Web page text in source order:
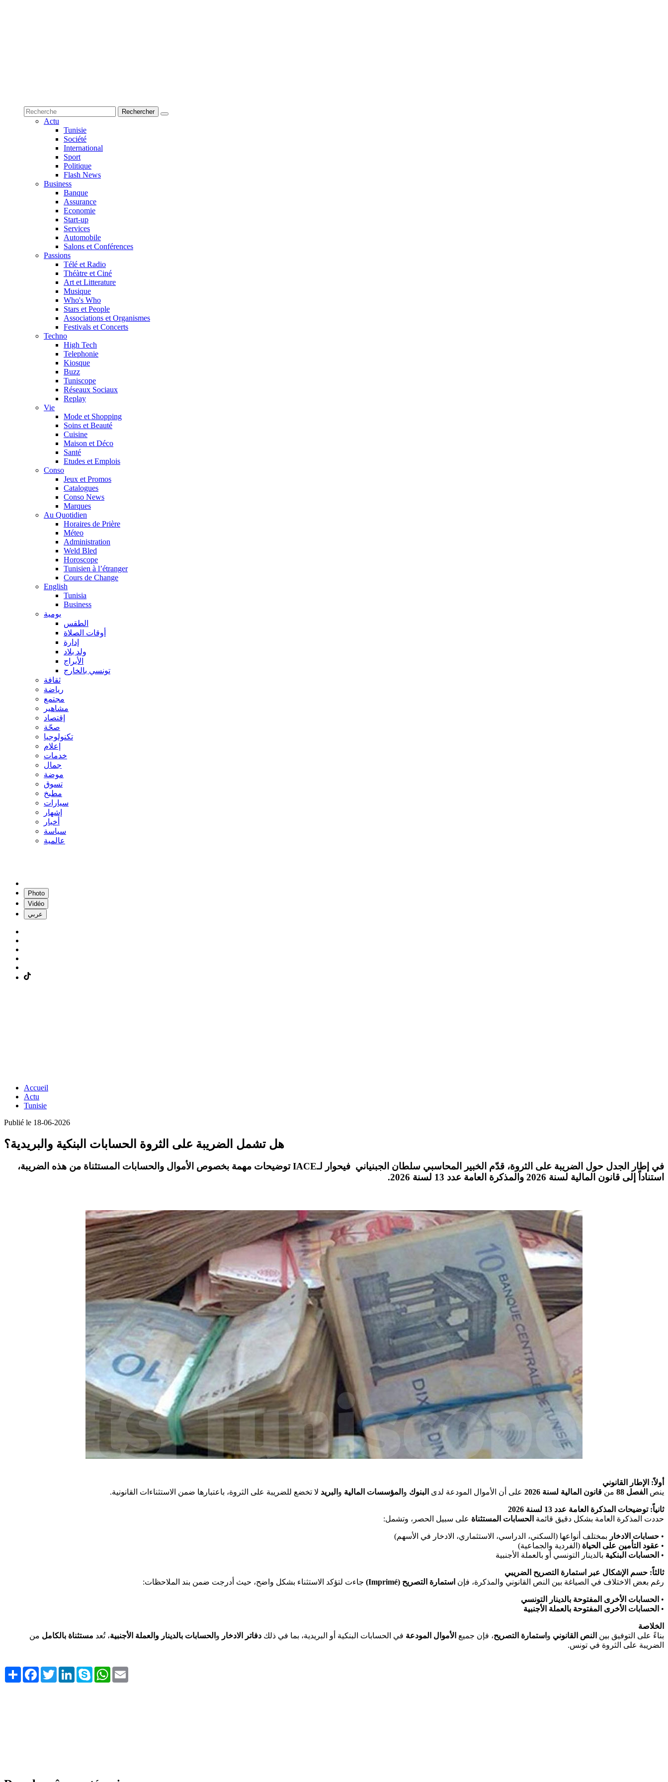
Actu
Tunisie
Société
International
Sport
Politique
Flash News
Business
Banque
Assurance
Economie
Start-up
Services
Automobile
Salons et Conférences
Passions
Télé et Radio
Théàtre et Ciné
Art et Litterature
Musique
Who's Who
Stars et People
Associations et Organismes
Festivals et Concerts
Techno
High Tech
Telephonie
Kiosque
Buzz
Tuniscope
Réseaux Sociaux
Replay
Vie
Mode et Shopping
Soins et Beauté
Cuisine
Maison et Déco
Santé
Etudes et Emplois
Conso
Jeux et Promos
Catalogues
Conso News
Marques
Au Quotidien
Horaires de Prière
Méteo
Administration
Weld Bled
Horoscope
Tunisien à l’étranger
Cours de Change
English
Tunisia
Business
يومية
الطقس
أوقات الصلاة
إدارة
ولد بلاد
الأبراج
تونسي بالخارج
ثقافة
رياضة
مجتمع
مشاهير
إقتصاد
صحّة
تكنولوجيا
إعلام
خدمات
جمال
موضة
تسوق
مطبخ
سيارات
إشهار
أخبار
سياسة
عالمية
Photo
Vidéo
عربي
Accueil
Actu
Tunisie
Publié le 18-06-2026
هل تشمل الضريبة على الثروة الحسابات البنكية والبريدية؟
في إطار الجدل حول الضريبة على الثروة، قدّم الخبير المحاسبي سلطان الجبنياني فيحوار لـIACE توضيحات مهمة بخصوص الأموال والحسابات المستثناة من هذه الضريبة،
استناداً إلى قانون المالية لسنة 2026 والمذكرة العامة عدد 13 لسنة 2026.
أولاً: الإطار القانوني
ينص الفصل 88 من قانون المالية لسنة 2026 على أن الأموال المودعة لدى البنوك و المؤسسات المالية و البريد لا تخضع للضريبة على الثروة، باعتبارها ضمن الاستثناءات القانونية.
ثانياً: توضيحات المذكرة العامة عدد 13 لسنة 2026
حددت المذكرة العامة بشكل دقيق قائمة الحسابات المستثناة على سبيل الحصر، وتشمل:
• حسابات الادخار بمختلف أنواعها (السكني، الدراسي، الاستثماري، الادخار في الأسهم)
• عقود التأمين على الحياة (الفردية والجماعية)
• الحسابات البنكية بالدينار التونسي أو بالعملة الأجنبية
ثالثاً: حسم الإشكال عبر استمارة التصريح الضريبي
رغم بعض الاختلاف في الصياغة بين النص القانوني والمذكرة، فإن استمارة التصريح (Imprimé) جاءت لتؤكد الاستثناء بشكل واضح، حيث أدرجت ضمن بند الملاحظات:
• الحسابات الأخرى المفتوحة بالدينار التونسي
• الحسابات الأخرى المفتوحة بالعملة الأجنبية
الخلاصة
بناءً على التوفيق بين النص القانوني و استمارة التصريح، فإن جميع الأموال المودعة في الحسابات البنكية أو البريدية، بما في ذلك دفاتر الادخار و الحسابات بالدينار والعملة الأجنبية، تُعد مستثناة بالكامل من
الضريبة على الثروة في تونس.
Share FacebookTwitterLinkedInSkype WhatsApp